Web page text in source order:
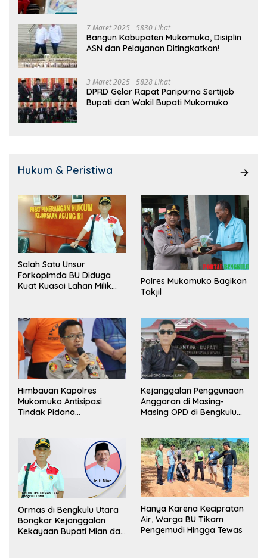
7 Maret 2025 5830 Lihat
Bangun Kabupaten Mukomuko, Disiplin
ASN dan Pelayanan Ditingkatkan!
3 Maret 2025 5828 Lihat
DPRD Gelar Rapat Paripurna Sertijab
Bupati dan Wakil Bupati Mukomuko
Hukum & Peristiwa
Salah Satu Unsur
Forkopimda BU Diduga
Kuat Kuasai Lahan Milik
Polres Mukomuko Bagikan
Takjil
Himbauan Kapolres
Mukomuko Antisipasi
Tindak Pidana
Kejanggalan Penggunaan
Anggaran di Masing-
Masing OPD di Bengkulu
Ormas di Bengkulu Utara
Bongkar Kejanggalan
Kekayaan Bupati Mian dan
Hanya Karena Kecipratan
Air, Warga BU Tikam
Pengemudi Hingga Tewas